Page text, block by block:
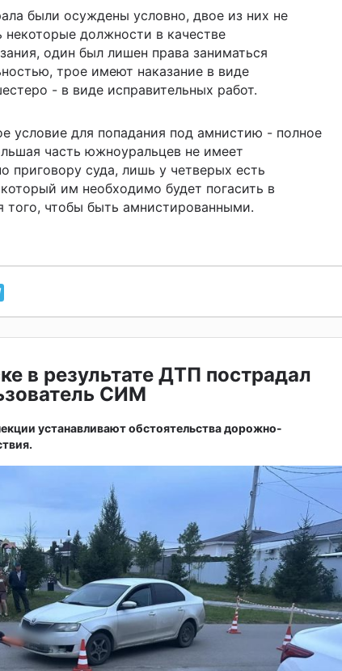
были осуждены условно, двое из них не
некоторые должности в качестве
один был лишен права заниматься
трое имеют наказание в виде
- в виде исправительных работ.
условие для попадания под амнистию - полное
часть южноуральцев не имеет
приговору суда, лишь у четверых есть
им необходимо будет погасить в
того, чтобы быть амнистированными.
в результате ДТП пострадал
СИМ
устанавливают обстоятельства дорожно-